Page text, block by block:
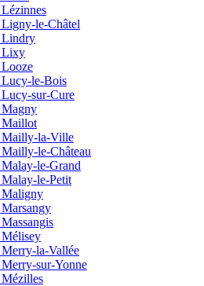
le-Châtel
Lindry
Lixy
Lucy-le-Bois
sur-Cure
Magny
Maillot
Mailly-la-Ville
le-Château
le-Grand
le-Petit
Maligny
la-Vallée
sur-Yonne